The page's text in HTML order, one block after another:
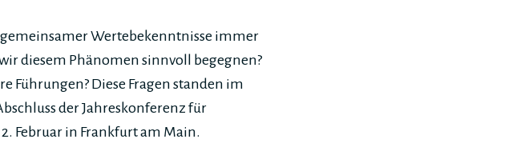
Wertebekenntnisse immer
diesem Phänomen sinnvoll begegnen?
Führungen? Diese Fragen standen im
der Jahreskonferenz für
Februar in Frankfurt am Main.